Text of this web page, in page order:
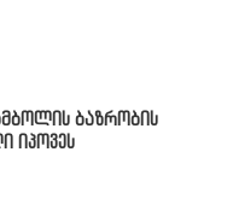
ბაზრობის
იპოვეს